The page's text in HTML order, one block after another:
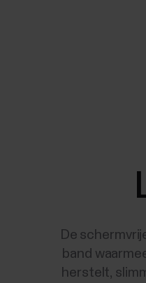
De
band
herstelt,